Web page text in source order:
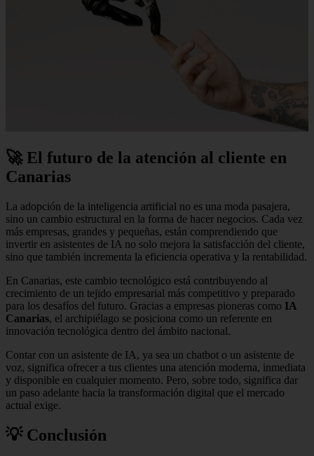
🚀 El futuro de la atención al cliente en
Canarias
La adopción de la inteligencia artificial no es una moda pasajera,
sino un cambio estructural en la forma de hacer negocios. Cada vez
más empresas, grandes y pequeñas, están comprendiendo que
invertir en asistentes de IA no solo mejora la satisfacción del cliente,
sino que también incrementa la eficiencia operativa y la rentabilidad.
En Canarias, este cambio tecnológico está contribuyendo al
crecimiento de un tejido empresarial más competitivo y preparado
para los desafíos del futuro. Gracias a empresas pioneras como IA
Canarias, el archipiélago se posiciona como un referente en
innovación tecnológica dentro del ámbito nacional.
Contar con un asistente de IA, ya sea un chatbot o un asistente de
voz, significa ofrecer a tus clientes una atención moderna, inmediata
y disponible en cualquier momento. Pero, sobre todo, significa dar
un paso adelante hacia la transformación digital que el mercado
actual exige.
💡 Conclusión